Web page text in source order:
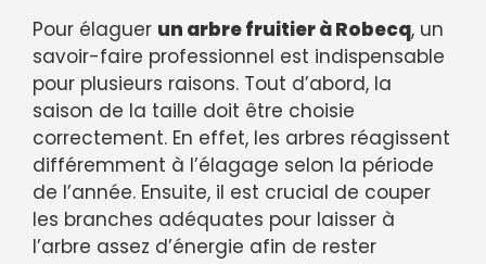
Pour élaguer un arbre fruitier à Robecq, un
savoir-faire professionnel est indispensable
pour plusieurs raisons. Tout d’abord, la
saison de la taille doit être choisie
correctement. En effet, les arbres réagissent
différemment à l’élagage selon la période
de l’année. Ensuite, il est crucial de couper
les branches adéquates pour laisser à
l’arbre assez d’énergie afin de rester